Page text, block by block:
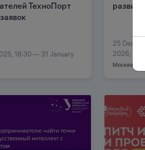
ТехноПорт
18:30 — 31 January
25
2026, 11:30
Москва